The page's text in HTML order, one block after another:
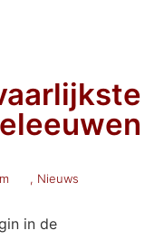
, Nieuws
in de